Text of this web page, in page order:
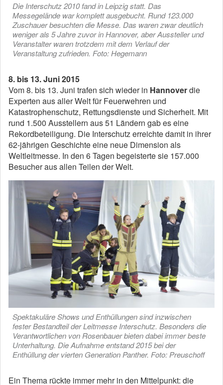
Die Interschutz 2010 fand in Leipzig statt. Das
Messegelände war komplett ausgebucht. Rund 123.000
Zuschauer besuchten die Messe. Das waren zwar deutlich
weniger als 5 Jahre zuvor in Hannover, aber Aussteller und
Veranstalter waren trotzdem mit dem Verlauf der
Veranstaltung zufrieden. Foto: Hegemann
8. bis 13. Juni2015
Vom 8. bis 13. Juni trafen sich wieder in Hannoverdie
Experten aus aller Welt für Feuerwehren und
Katastrophenschutz, Rettungsdienste und Sicherheit. Mit
rund 1.500 Ausstellern aus 51 Ländern gab es eine
Rekordbeteiligung. Die Interschutz erreichte damit in ihrer
62-jährigen Geschichte eine neue Dimension als
Weltleitmesse. In den 6 Tagen begeisterte sie 157.000
Besucher aus allen Teilen der Welt.
Spektakuläre Shows und Enthüllungen sind inzwischen
fester Bestandteil der Leitmesse Interschutz. Besonders die
Verantwortlichen von Rosenbauer bieten dabei immer beste
Unterhaltung. Die Aufnahme entstand 2015 bei der
Enthüllung der vierten Generation Panther. Foto: Preuschoff
Ein Thema rückte immer mehr in den Mittelpunkt: die